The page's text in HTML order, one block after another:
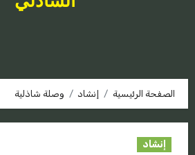
الصفحة الرئيسية إنشاد وصلة شاذلية
إنشاد